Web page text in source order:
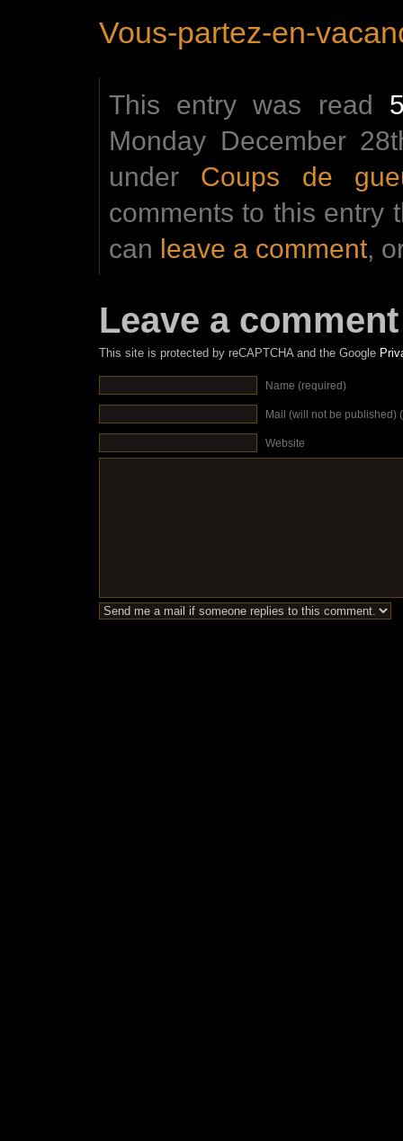
Vous-partez-en-
This entry was read
Monday December
under Coups de
comments to this entry
can leave a comment,
Leave a comment
This site is protected by reCAPTCHA and the Google
Name (required)
Mail (will not be published)
Website